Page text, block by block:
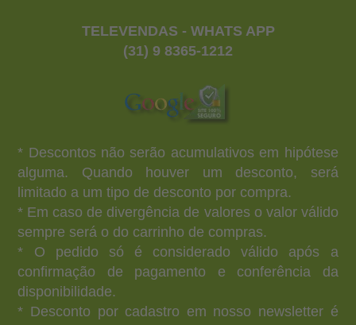
TELEVENDAS - WHATS APP
(31) 9 8365-1212
* Descontos não serão acumulativos em hipótese
alguma. Quando houver um desconto, será
limitado a um tipo de desconto por compra.
* Em caso de divergência de valores o valor válido
sempre será o do carrinho de compras.
* O pedido só é considerado válido após a
confirmação de pagamento e conferência da
disponibilidade.
* Desconto por cadastro em nosso newsletter é